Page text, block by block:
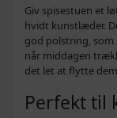
Giv spisestuen et
hvidt kunstlæder.
god polstring, som
når middagen
det let at flytte
Perfekt til